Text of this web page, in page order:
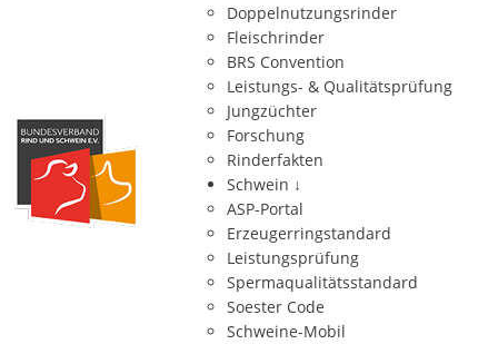
Doppelnutzungsrinder
Fleischrinder
BRS Convention
Leistungs- & Qualitätsprüfung
Jungzüchter
Forschung
Rinderfakten
Schwein ↓
ASP-Portal
Erzeugerringstandard
Leistungsprüfung
Spermaqualitätsstandard
Soester Code
Schweine-Mobil